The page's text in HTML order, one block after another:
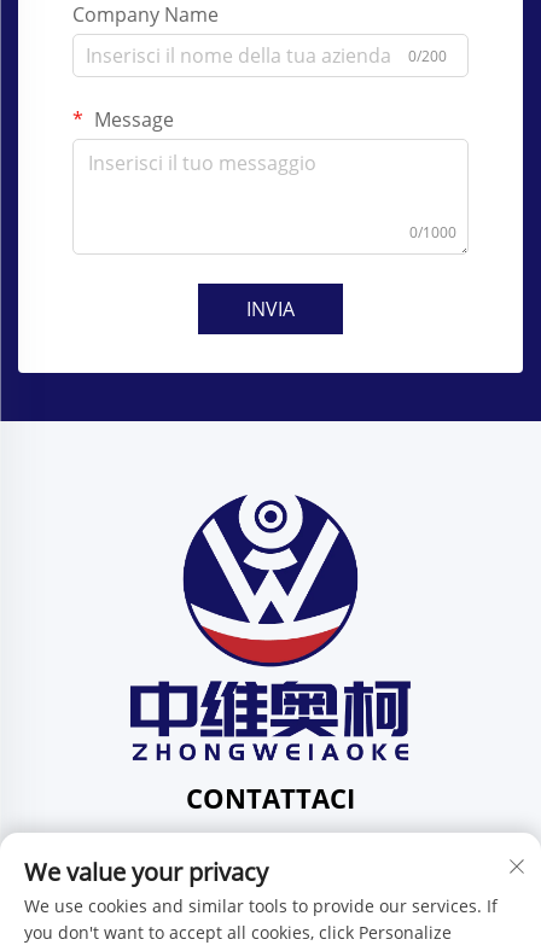
Company Name
0/200
Message
0/1000
INVIA
CONTATTACI
Circoscrizione Pingdi, Shenzhen, Guangdong, Cina
Tel:+86-15986647296
E-mail: [email protected]
We value your privacy
We use cookies and similar tools to provide our services. If
you don't want to accept all cookies, click Personalize